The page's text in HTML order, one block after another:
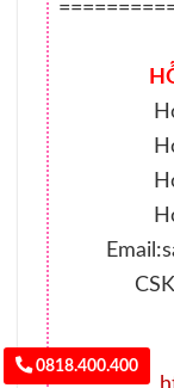
0818.400.400